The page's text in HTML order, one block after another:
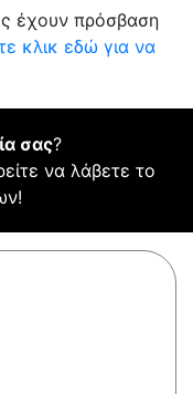
έχουν πρόσβαση
κλικ εδώ για να
σας?
να λάβετε το